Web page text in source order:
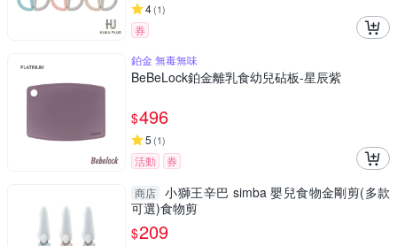
4(1)
券
鉑金 無毒無味
BeBeLock鉑金離乳食幼兒砧板-星辰紫
$496
5 (1)
活動 券
商店 小獅王辛巴 simba 嬰兒食物金剛剪(多款
可選)食物剪
$209